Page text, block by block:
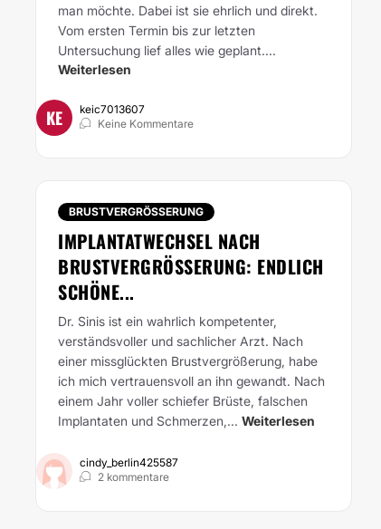
man möchte. Dabei ist sie ehrlich und direkt.
Vom ersten Termin bis zur letzten
Untersuchung lief alles wie geplant....
Weiterlesen
KE
keic7013607
Keine Kommentare
BRUSTVERGRÖSSERUNG
IMPLANTATWECHSEL NACH
BRUSTVERGRÖSSERUNG: ENDLICH S
CHÖNE...
Dr. Sinis ist ein wahrlich kompetenter,
verständsvoller und sachlicher Arzt. Nach
einer missglückten Brustvergrößerung, habe
ich mich vertrauensvoll an ihn gewandt. Nach
einem Jahr voller schiefer Brüste, falschen
Implantaten und Schmerzen,... Weiterlesen
cindy_berlin425587
2 kommentare